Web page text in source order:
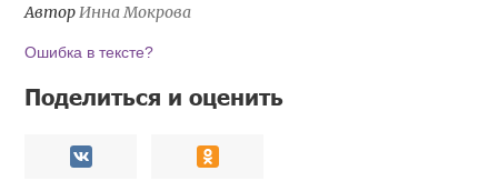
АвторИнна Мокрова
Ошибка в тексте?
Поделиться и оценить